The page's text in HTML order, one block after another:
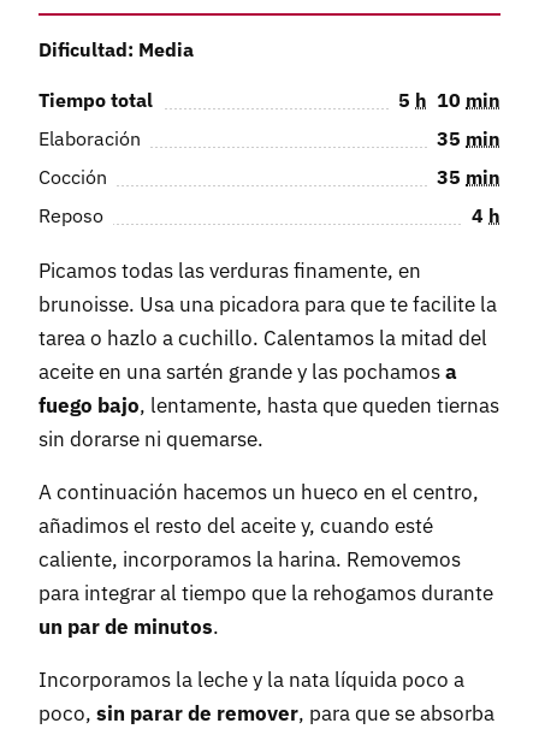
Dificultad: Media
Tiempo total 5 h 10 min
Elaboración
35 min
Cocción
35 min
Reposo
4 h
Picamos todas las verduras finamente, en
brunoisse. Usa una picadora para que te facilite la
tarea o hazlo a cuchillo. Calentamos la mitad del
aceite en una sartén grande y las pochamosa
fuego bajo, lentamente, hasta que queden tiernas
sin dorarse ni quemarse.
A continuación hacemos un hueco en el centro,
añadimos el resto del aceite y, cuando esté
caliente, incorporamos la harina. Removemos
para integrar al tiempo que la rehogamos durante
un par de minutos.
Incorporamos la leche y la nata líquida poco a
poco, sin parar de remover, para que se absorba